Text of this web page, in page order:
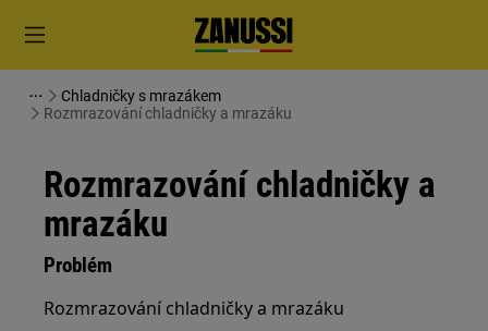
Chladničky s mrazákem
Rozmrazování chladničky a mrazáku
Rozmrazování chladničky a
mrazáku
Problém
Rozmrazování chladničky a mrazáku